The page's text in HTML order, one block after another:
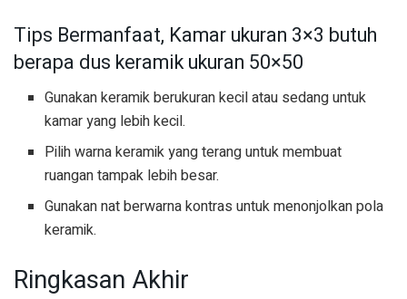
Tips Bermanfaat, Kamar ukuran 3×3 butuh
berapa dus keramik ukuran 50×50
Gunakan keramik berukuran kecil atau sedang untuk
kamar yang lebih kecil.
Pilih warna keramik yang terang untuk membuat
ruangan tampak lebih besar.
Gunakan nat berwarna kontras untuk menonjolkan pola
keramik.
Ringkasan Akhir